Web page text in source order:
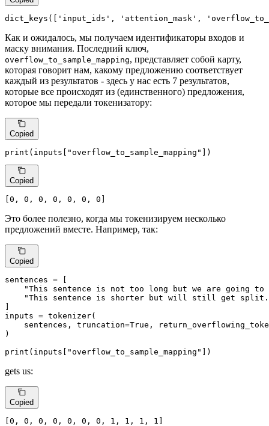
dict_keys([ 'input_ids' , 'attention_mask' ,
Как и ожидалось, мы получаем идентификаторы входов и
маску внимания. Последний ключ,
overflow_to_sample_mapping, представляет собой карту,
которая говорит нам, какому предложению соответствует
каждый из результатов - здесь у нас есть 7 результатов,
которые все происходят из (единственного) предложения,
которое мы передали токенизатору:
Copied
print (inputs[ "overflow_to_sample_mapping" ])
Copied
0 , 0 , 0 , 0 , 0 , 0 , 0
Это более полезно, когда мы токенизируем несколько
предложений вместе. Например, так:
Copied
sentences = [
"This sentence is not too long but we are going
"This sentence is shorter but will still get
]
inputs = tokenizer(
    sentences, truncation=
True ,
)
print (inputs[ "overflow_to_sample_mapping" ])
gets us:
Copied
0 , 0 , 0 , 0 , 0 , 0 , 0 , 1 , 1 , 1 , 1